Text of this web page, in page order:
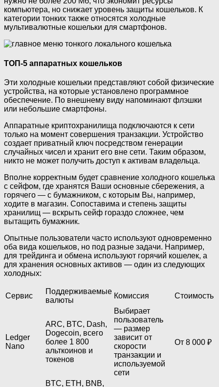
компьютера, но снижает уровень защиты кошельков. К
категории тонких также относятся холодные
мультивалютные кошельки для смартфонов.
ТОП-5 аппаратных кошельков
Эти холодные кошельки представляют собой физические
устройства, на которые установлено программное
обеспечение. По внешнему виду напоминают флэшки
или небольшие смартфоны.
Аппаратные криптохранилища подключаются к сети
только на момент совершения транзакции. Устройство
создает приватный ключ посредством генерации
случайных чисел и хранит его вне сети. Таким образом,
никто не может получить доступ к активам владельца.
Вполне корректным будет сравнение холодного кошелька
с сейфом, где хранятся Ваши основные сбережения, а
горячего — с бумажником, с которым Вы, например,
ходите в магазин. Сопоставима и степень защиты
хранилищ — вскрыть сейф гораздо сложнее, чем
вытащить бумажник.
Опытные пользователи часто используют одновременно
оба вида кошельков, но под разные задачи. Например,
для трейдинга и обмена используют горячий кошелек, а
для хранения основных активов — один из следующих
холодных:
Сервис
Поддерживаемые
валюты
Комиссия Стоимость
Ledger
Nano
ARC, BTC, Dash,
Dogecoin, всего
более 1 800
альткоинов и
токенов
Выбирает
пользователь
— размер
зависит от
скорости
транзакции и
используемой
сети
От 8 000 ₽
BTC, ETH, BNB,